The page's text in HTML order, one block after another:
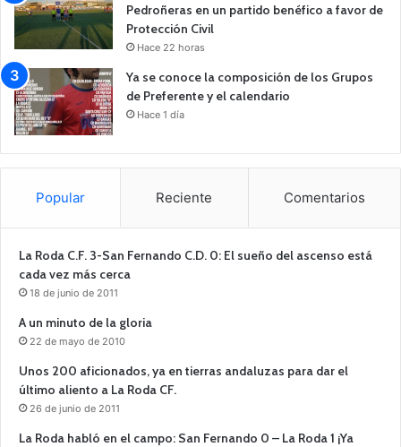
Pedroñeras en un partido benéfico a favor de
Protección Civil
Hace 22 horas
Ya se conoce la composición de los Grupos
de Preferente y el calendario
Hace 1 día
Popular Reciente Comentarios
La Roda C.F. 3-San Fernando C.D. 0: El sueño del ascenso está
cada vez más cerca
18 de junio de 2011
A un minuto de la gloria
22 de mayo de 2010
Unos 200 aficionados, ya en tierras andaluzas para dar el
último aliento a La Roda CF.
26 de junio de 2011
La Roda habló en el campo: San Fernando 0 – La Roda 1 ¡Ya